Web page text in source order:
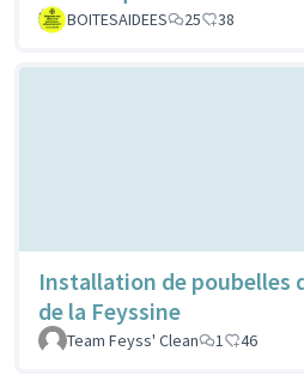
BOITESAIDEES 25 38
Installation de poubelles
de la Feyssine
Team Feyss' Clean 1 46